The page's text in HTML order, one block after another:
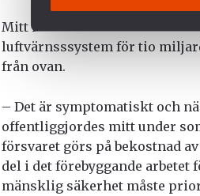
Mitt i det svenska
luftvärnsssystem för tio
från ovan.
– Det är symptomatiskt och
offentliggjordes mitt under
försvaret görs på bekostnad
del i det förebyggande
mänsklig säkerhet måste